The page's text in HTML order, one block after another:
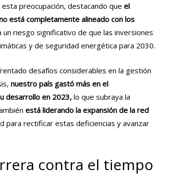
preocupación, destacando que el
está completamente alineado con los
un riesgo significativo de que las inversiones
y de seguridad energética para 2030.
desafíos considerables en la gestión
nuestro país gastó más en el
desarrollo en 2023, lo que subraya la
está liderando la expansión de la red
para rectificar estas deficiencias y avanzar
contra el tiempo